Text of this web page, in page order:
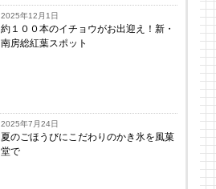
2025年12月1日
約１００本のイチョウがお出迎え！新・
南房総紅葉スポット
2025年7月24日
夏のごほうびにこだわりのかき氷を風菓
堂で